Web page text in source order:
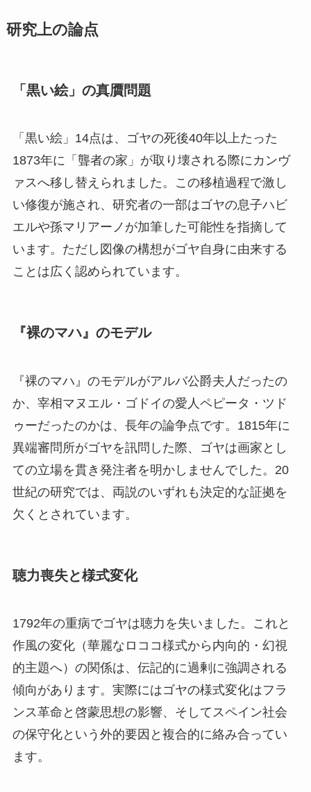
研究上の論点
「黒い絵」の真贋問題
「黒い絵」14点は、ゴヤの死後40年以上たった
1873年に「聾者の家」が取り壊される際にカンヴ
ァスへ移し替えられました。この移植過程で激し
い修復が施され、研究者の一部はゴヤの息子ハビ
エルや孫マリアーノが加筆した可能性を指摘して
います。ただし図像の構想がゴヤ自身に由来する
ことは広く認められています。
『裸のマハ』のモデル
『裸のマハ』のモデルがアルバ公爵夫人だったの
か、宰相マヌエル・ゴドイの愛人ペピータ・ツド
ゥーだったのかは、長年の論争点です。1815年に
異端審問所がゴヤを訊問した際、ゴヤは画家とし
ての立場を貫き発注者を明かしませんでした。20
世紀の研究では、両説のいずれも決定的な証拠を
欠くとされています。
聴力喪失と様式変化
1792年の重病でゴヤは聴力を失いました。これと
作風の変化（華麗なロココ様式から内向的・幻視
的主題へ）の関係は、伝記的に過剰に強調される
傾向があります。実際にはゴヤの様式変化はフラ
ンス革命と啓蒙思想の影響、そしてスペイン社会
の保守化という外的要因と複合的に絡み合ってい
ます。